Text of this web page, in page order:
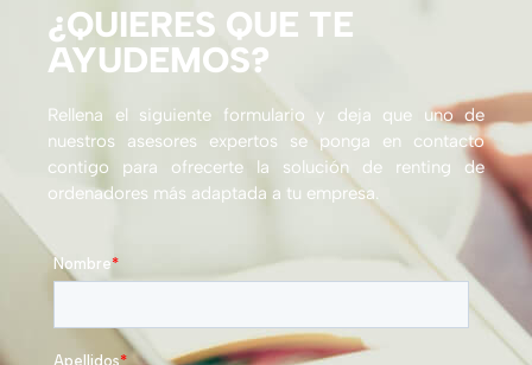
¿QUIERES QUE TE
AYUDEMOS?
Rellena el siguiente formulario y deja que uno de
nuestros asesores expertos se ponga en contacto
contigo para ofrecerte la solución de renting de
ordenadores más adaptada a tu empresa.